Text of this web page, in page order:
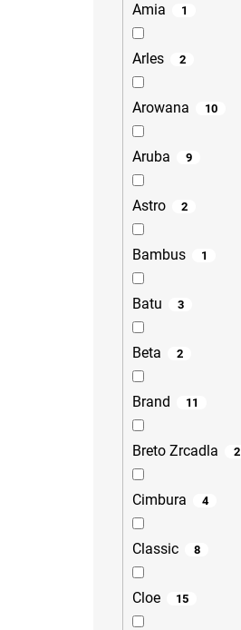
Amia 1
Arles 2
Arowana 10
Aruba 9
Astro 2
Bambus 1
Batu 3
Beta 2
Brand 11
Breto Zrcadla 2
Cimbura 4
Classic 8
Cloe 15